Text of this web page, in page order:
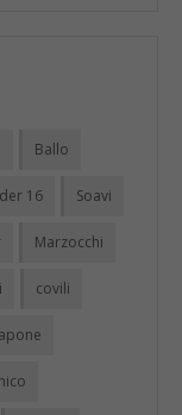
Ballo
16 Soavi
Marzocchi
covili